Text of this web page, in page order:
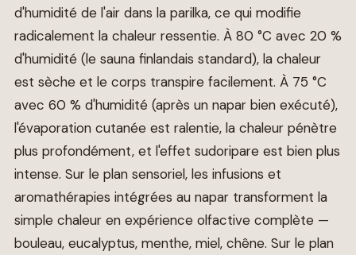
d'humidité de l'air dans la parilka, ce qui modifie
radicalement la chaleur ressentie. À 80 °C avec 20 %
d'humidité (le sauna finlandais standard), la chaleur
est sèche et le corps transpire facilement. À 75 °C
avec 60 % d'humidité (après un napar bien exécuté),
l'évaporation cutanée est ralentie, la chaleur pénètre
plus profondément, et l'effet sudoripare est bien plus
intense. Sur le plan sensoriel, les infusions et
aromathérapies intégrées au napar transforment la
simple chaleur en expérience olfactive complète —
bouleau, eucalyptus, menthe, miel, chêne. Sur le plan